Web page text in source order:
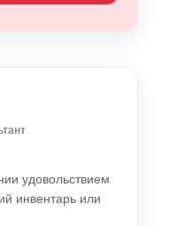
удовольствием
инвентарь или